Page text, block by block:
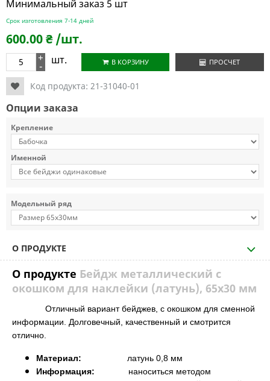
Минимальный заказ 5 шт
Срок изготовления 7-14 дней
600.00₴ /шт.
+
- шт. В КОРЗИНУ ПРОСЧЕТ
Код продукта: 21-31040-01
Опции заказа
Крепление
Именной
Модельный ряд
О ПРОДУКТЕ
О продукте Бейдж металлический с
окошком для наклейки (латунь), 65х30 мм
Отличный вариант бейджев, с окошком для сменной
информации. Долговечный, качественный и смотрится
отлично.
Материал:
латунь 0,8 мм
Информация: наноситься методом